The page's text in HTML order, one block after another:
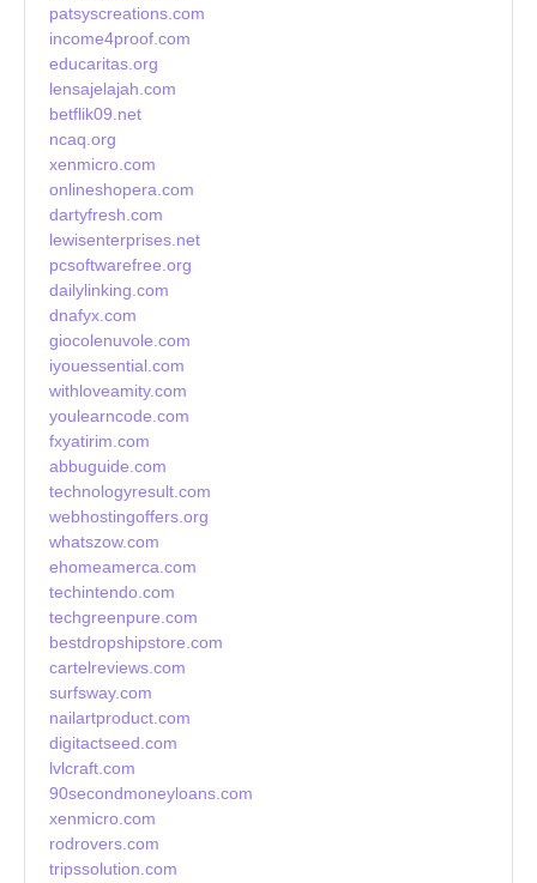
patsyscreations.com
income4proof.com
educaritas.org
lensajelajah.com
betflik09.net
ncaq.org
xenmicro.com
onlineshopera.com
dartyfresh.com
lewisenterprises.net
pcsoftwarefree.org
dailylinking.com
dnafyx.com
giocolenuvole.com
iyouessential.com
withloveamity.com
youlearncode.com
fxyatirim.com
abbuguide.com
technologyresult.com
webhostingoffers.org
whatszow.com
ehomeamerca.com
techintendo.com
techgreenpure.com
bestdropshipstore.com
cartelreviews.com
surfsway.com
nailartproduct.com
digitactseed.com
lvlcraft.com
90secondmoneyloans.com
xenmicro.com
rodrovers.com
tripssolution.com